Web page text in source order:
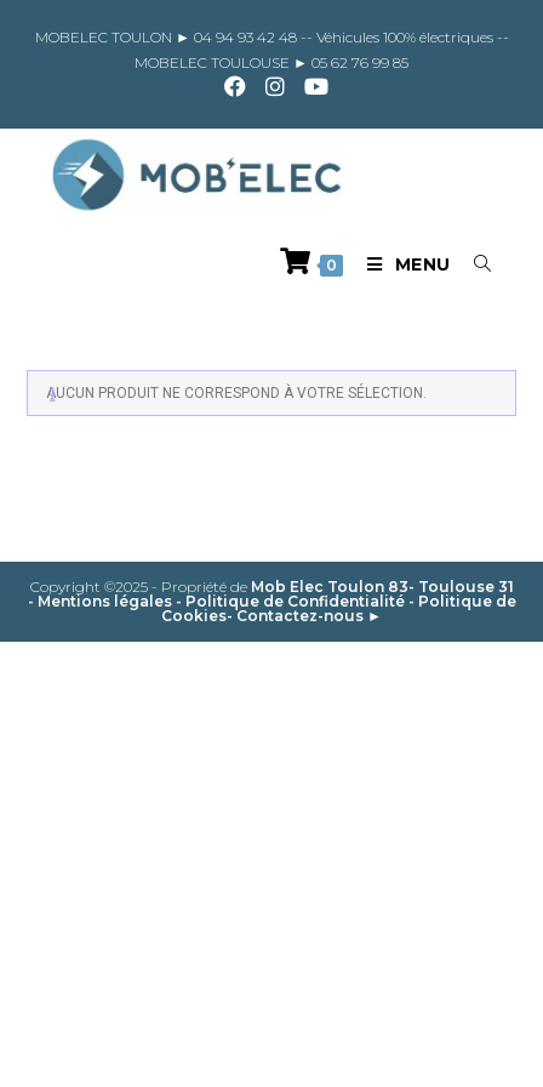
MOBELEC TOULON ► 04 94 93 42 48 -- Véhicules 100% électriques --
MOBELEC TOULOUSE ► 05 62 76 99 85
0 MENU
AUCUN PRODUIT NE CORRESPOND À VOTRE SÉLECTION.
Copyright ©2025 - Propriété de Mob Elec Toulon 83- Toulouse 31
- Mentions légales- Politique de Confidentialité- Politique de
Cookies-Contactez-nous ►